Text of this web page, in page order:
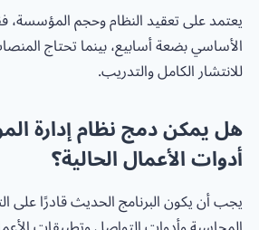
يعتمد على تعقيد النظام وحجم المؤسسة،
الأساسي بضعة أسابيع، بينما تحتاج
للانتشار الكامل والتدريب.
هل يمكن دمج نظام إدارة
أدوات الأعمال الحالية؟
يجب أن يكون البرنامج الحديث قادرًا على